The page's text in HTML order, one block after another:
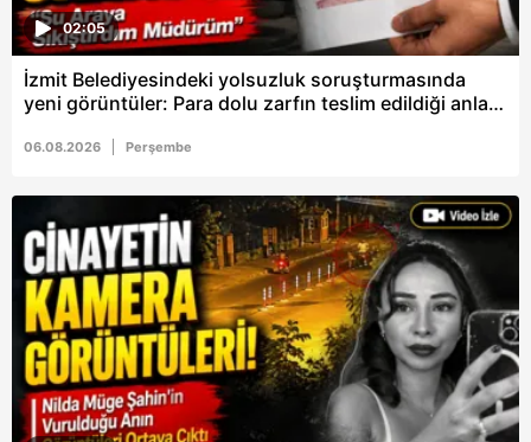
02:05
İzmit Belediyesindeki yolsuzluk soruşturmasında
yeni görüntüler: Para dolu zarfın teslim edildiği anlar
06.08.2026 Perşembe